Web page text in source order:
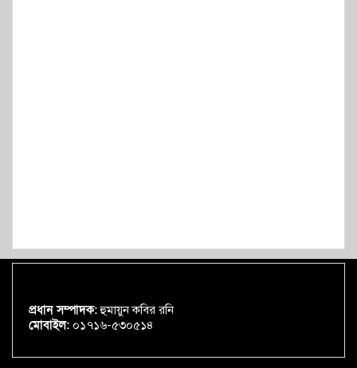
প্রধান সম্পাদক:হুমায়ুন কবির রনি
মোবাইল: ০১৭১৬-৫৩০৫১৪